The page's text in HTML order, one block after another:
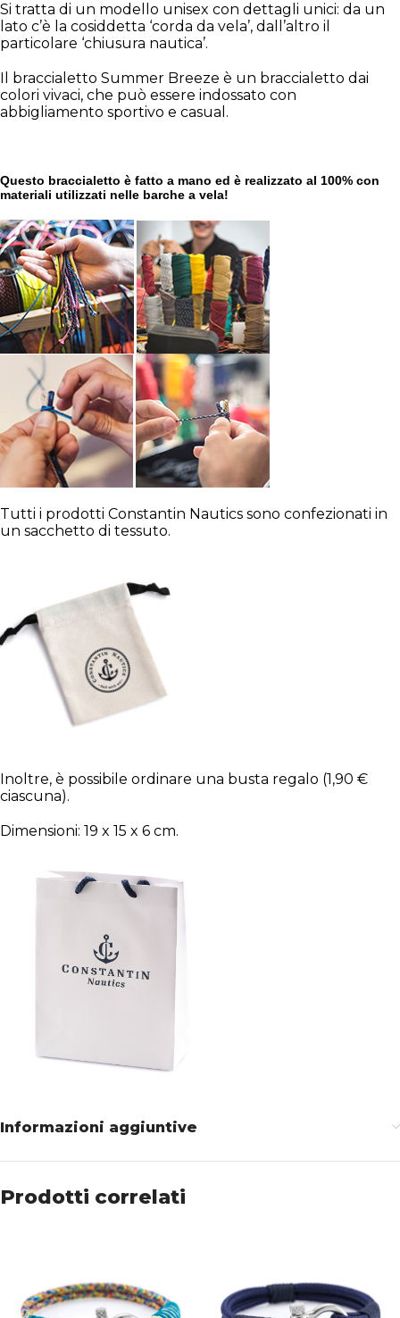
Si tratta di un modello unisex con dettagli unici: da un
lato c’è la cosiddetta ‘corda da vela’, dall’altro il
particolare ‘chiusura nautica’.
Il braccialetto Summer Breeze è un braccialetto dai
colori vivaci, che può essere indossato con
abbigliamento sportivo e casual.
Questo braccialetto è fatto a mano ed è realizzato al 100% con
materiali utilizzati nelle barche a vela!
Tutti i prodotti Constantin Nautics sono confezionati in
un sacchetto di tessuto.
Inoltre, è possibile ordinare una busta regalo (1,90 €
ciascuna).
Dimensioni: 19 x 15 x 6 cm.
Informazioni aggiuntive
Prodotti correlati